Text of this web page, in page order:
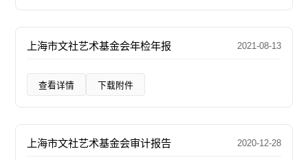
上海市文社艺术基金会年检年报 2021-08-13
查看详情 下载附件
上海市文社艺术基金会审计报告 2020-12-28